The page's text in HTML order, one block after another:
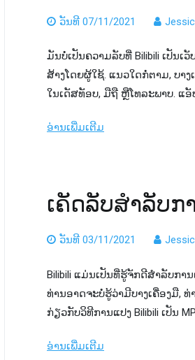
ວັນທີ 07/11/2021 Jessic
ມັນບໍ່ເປັນຄວາມລັບທີ່ Bilibili ເປັນ
ສ້າງໂດຍຜູ້ໃຊ້. ແນວໃດກໍ່ຕາມ, ບາ
ໃນເດັສທັອບ, ມືຖື ຫຼືໂທລະພາບ. ແ
ອ່ານເພີ່ມເຕີມ
ເຄັດ​ລັບ​ສໍາ​ລັບ​ກ
ວັນທີ 03/11/2021 Jessic
Bilibili ແມ່ນເປັນທີ່ຮູ້ຈັກດີສໍາລັບກ
ທ່ານ​ອາດ​ຈະ​ບໍ່​ຮູ້​ວ່າ​ມີ​ບາງ​ເຄື່ອງ​ມື​,
ກ່ຽວກັບວິທີການແປງ Bilibili ເປັນ
ອ່ານເພີ່ມເຕີມ